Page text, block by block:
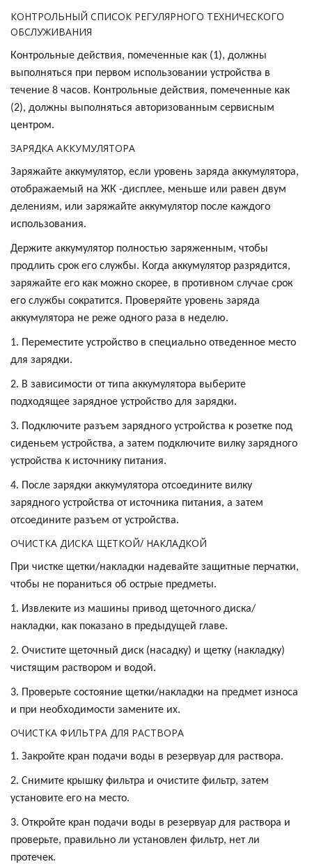
КОНТРОЛЬНЫЙ СПИСОК РЕГУЛЯРНОГО ТЕХНИЧЕСКОГО
ОБСЛУЖИВАНИЯ
Контрольные действия, помеченные как (1), должны
выполняться при первом использовании устройства в
течение 8 часов. Контрольные действия, помеченные как
(2), должны выполняться авторизованным сервисным
центром.
ЗАРЯДКА АККУМУЛЯТОРА
Заряжайте аккумулятор, если уровень заряда аккумулятора,
отображаемый на ЖК -дисплее, меньше или равен двум
делениям, или заряжайте аккумулятор после каждого
использования.
Держите аккумулятор полностью заряженным, чтобы
продлить срок его службы. Когда аккумулятор разрядится,
заряжайте его как можно скорее, в противном случае срок
его службы сократится. Проверяйте уровень заряда
аккумулятора не реже одного раза в неделю.
1. Переместите устройство в специально отведенное место
для зарядки.
2. В зависимости от типа аккумулятора выберите
подходящее зарядное устройство для зарядки.
3. Подключите разъем зарядного устройства к розетке под
сиденьем устройства, а затем подключите вилку зарядного
устройства к источнику питания.
4. После зарядки аккумулятора отсоедините вилку
зарядного устройства от источника питания, а затем
отсоедините разъем от устройства.
ОЧИСТКА ДИСКА ЩЕТКОЙ/ НАКЛАДКОЙ
При чистке щетки/накладки надевайте защитные перчатки,
чтобы не пораниться об острые предметы.
1. Извлеките из машины привод щеточного диска/
накладки, как показано в предыдущей главе.
2. Очистите щеточный диск (насадку) и щетку (накладку)
чистящим раствором и водой.
3. Проверьте состояние щетки/накладки на предмет износа
и при необходимости замените их.
ОЧИСТКА ФИЛЬТРА ДЛЯ РАСТВОРА
1. Закройте кран подачи воды в резервуар для раствора.
2. Снимите крышку фильтра и очистите фильтр, затем
установите его на место.
3. Откройте кран подачи воды в резервуар для раствора и
проверьте, правильно ли установлен фильтр, нет ли
протечек.